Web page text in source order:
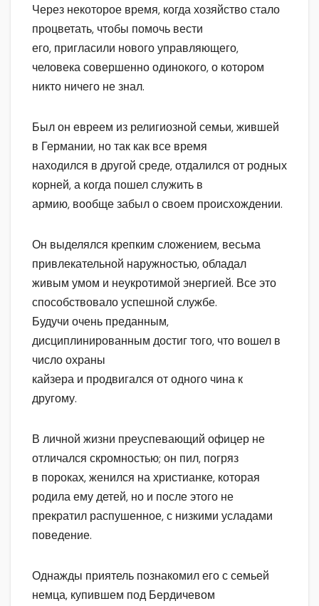
Через некоторое время, когда хозяйство стало
процветать, чтобы помочь вести
его, пригласили нового управляющего,
человека совершенно одинокого, о котором
никто ничего не знал.
Был он евреем из религиозной семьи, жившей
в Германии, но так как все время
находился в другой среде, отдалился от родных
корней, а когда пошел служить в
армию, вообще забыл о своем происхождении.
Он выделялся крепким сложением, весьма
привлекательной наружностью, обладал
живым умом и неукротимой энергией. Все это
способствовало успешной службе.
Будучи очень преданным,
дисциплинированным достиг того, что вошел в
число охраны
кайзера и продвигался от одного чина к
другому.
В личной жизни преуспевающий офицер не
отличался скромностью; он пил, погряз
в пороках, женился на христианке, которая
родила ему детей, но и после этого не
прекратил распушенное, с низкими усладами
поведение.
Однажды приятель познакомил его с семьей
немца, купившем под Бердичевом